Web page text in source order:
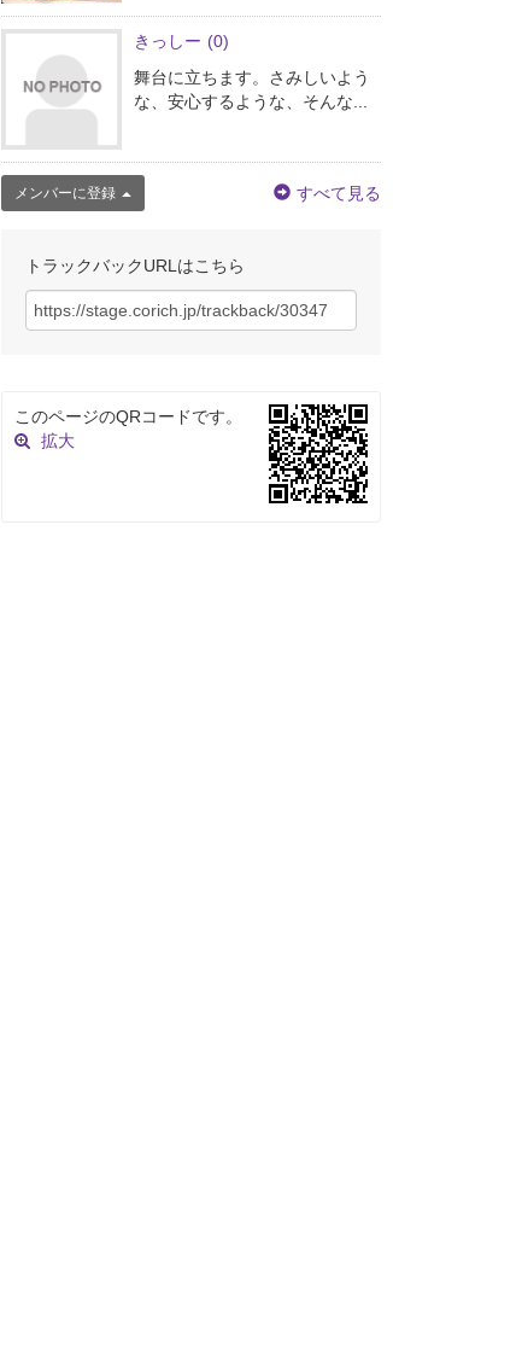
きっしー (0)
舞台に立ちます。さみしいよう
な、安心するような、そんな...
メンバーに登録 すべて見る
トラックバックURLはこちら
このページのQRコードです。
拡大